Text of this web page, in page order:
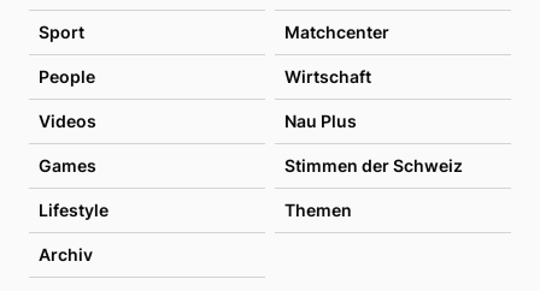
Sport Matchcenter
People Wirtschaft
Videos Nau Plus
Games Stimmen der Schweiz
Lifestyle Themen
Archiv